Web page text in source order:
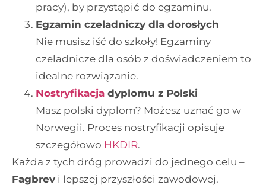
pracy), by przystąpić do egzaminu.
Egzamin czeladniczy dla dorosłych
Nie musisz iść do szkoły! Egzaminy
czeladnicze dla osób z doświadczeniem to
idealne rozwiązanie.
Nostryfikacja dyplomu z Polski
Masz polski dyplom? Możesz uznać go w
Norwegii. Proces nostryfikacji opisuje
szczegółowo HKDIR.
Każda z tych dróg prowadzi do jednego celu –
Fagbrev i lepszej przyszłości zawodowej.